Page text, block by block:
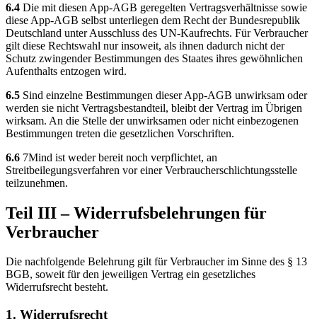
6.4 Die mit diesen App-AGB geregelten Vertragsverhältnisse sowie
diese App-AGB selbst unterliegen dem Recht der Bundesrepublik
Deutschland unter Ausschluss des UN-Kaufrechts. Für Verbraucher
gilt diese Rechtswahl nur insoweit, als ihnen dadurch nicht der
Schutz zwingender Bestimmungen des Staates ihres gewöhnlichen
Aufenthalts entzogen wird.
6.5 Sind einzelne Bestimmungen dieser App-AGB unwirksam oder
werden sie nicht Vertragsbestandteil, bleibt der Vertrag im Übrigen
wirksam. An die Stelle der unwirksamen oder nicht einbezogenen
Bestimmungen treten die gesetzlichen Vorschriften.
6.6 7Mind ist weder bereit noch verpflichtet, an
Streitbeilegungsverfahren vor einer Verbraucherschlichtungsstelle
teilzunehmen.
Teil III – Widerrufsbelehrungen für
Verbraucher
Die nachfolgende Belehrung gilt für Verbraucher im Sinne des § 13
BGB, soweit für den jeweiligen Vertrag ein gesetzliches
Widerrufsrecht besteht.
1. Widerrufsrecht